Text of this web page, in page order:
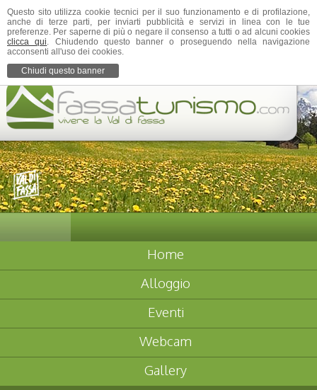
Home
Alloggio
Eventi
Webcam
Gallery
Questo sito utilizza cookie tecnici per il suo funzionamento e di profilazione,
anche di terze parti, per inviarti pubblicità e servizi in linea con le tue
preferenze. Per saperne di più o negare il consenso a tutti o ad alcuni cookies
clicca qui. Chiudendo questo banner o proseguendo nella navigazione
acconsenti all'uso dei cookies.
Chiudi questo banner